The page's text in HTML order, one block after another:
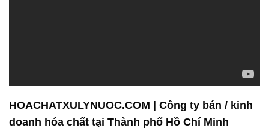
HOACHATXULYNUOC.COM | Công ty bán / kinh
doanh hóa chất tại Thành phố Hồ Chí Minh